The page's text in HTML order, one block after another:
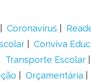
Coronavírus
Conviva
Transporte Escolar
Orçamentária